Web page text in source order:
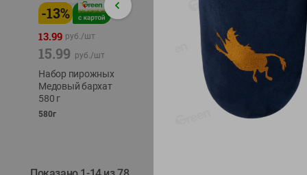
-13%
13.99 руб./шт
15.99 руб./шт
Набор пирожных
Медовый бархат
580 г
580г
шт
руб./
Корм влаж. для
кош. с чувств.
пищевар. Пурина
ТОФУ